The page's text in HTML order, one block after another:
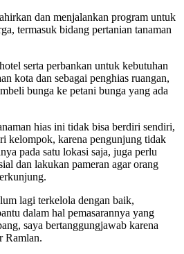
dan menjalankan program untuk
termasuk bidang pertanian tanaman
serta perbankan untuk kebutuhan
kota dan sebagai penghias ruangan,
bunga ke petani bunga yang ada
hias ini tidak bisa berdiri sendiri,
kelompok, karena pengunjung tidak
pada satu lokasi saja, juga perlu
dan lakukan pameran agar orang
lagi terkelola dengan baik,
dalam hal pemasarannya yang
saya bertanggungjawab karena
Ramlan.